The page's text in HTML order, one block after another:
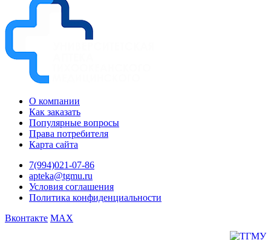
О компании
Как заказать
Популярные вопросы
Права потребителя
Карта сайта
7(994)021-07-86
apteka@tgmu.ru
Условия соглашения
Политика конфиденциальности
Вконтакте MAX